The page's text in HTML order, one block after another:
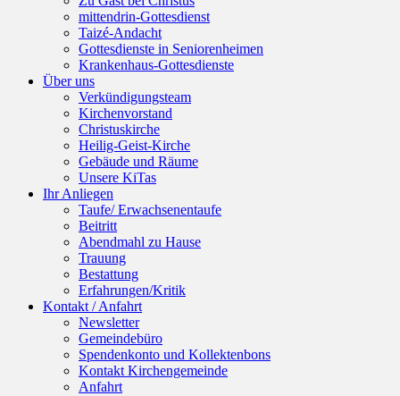
mittendrin-Gottesdienst
Taizé-Andacht
Gottesdienste in Seniorenheimen
Krankenhaus-Gottesdienste
Über uns
Verkündigungsteam
Kirchenvorstand
Christuskirche
Heilig-Geist-Kirche
Gebäude und Räume
Unsere KiTas
Ihr Anliegen
Taufe/ Erwachsenentaufe
Beitritt
Abendmahl zu Hause
Trauung
Bestattung
Erfahrungen/Kritik
Kontakt / Anfahrt
Newsletter
Gemeindebüro
Spendenkonto und Kollektenbons
Kontakt Kirchengemeinde
Anfahrt